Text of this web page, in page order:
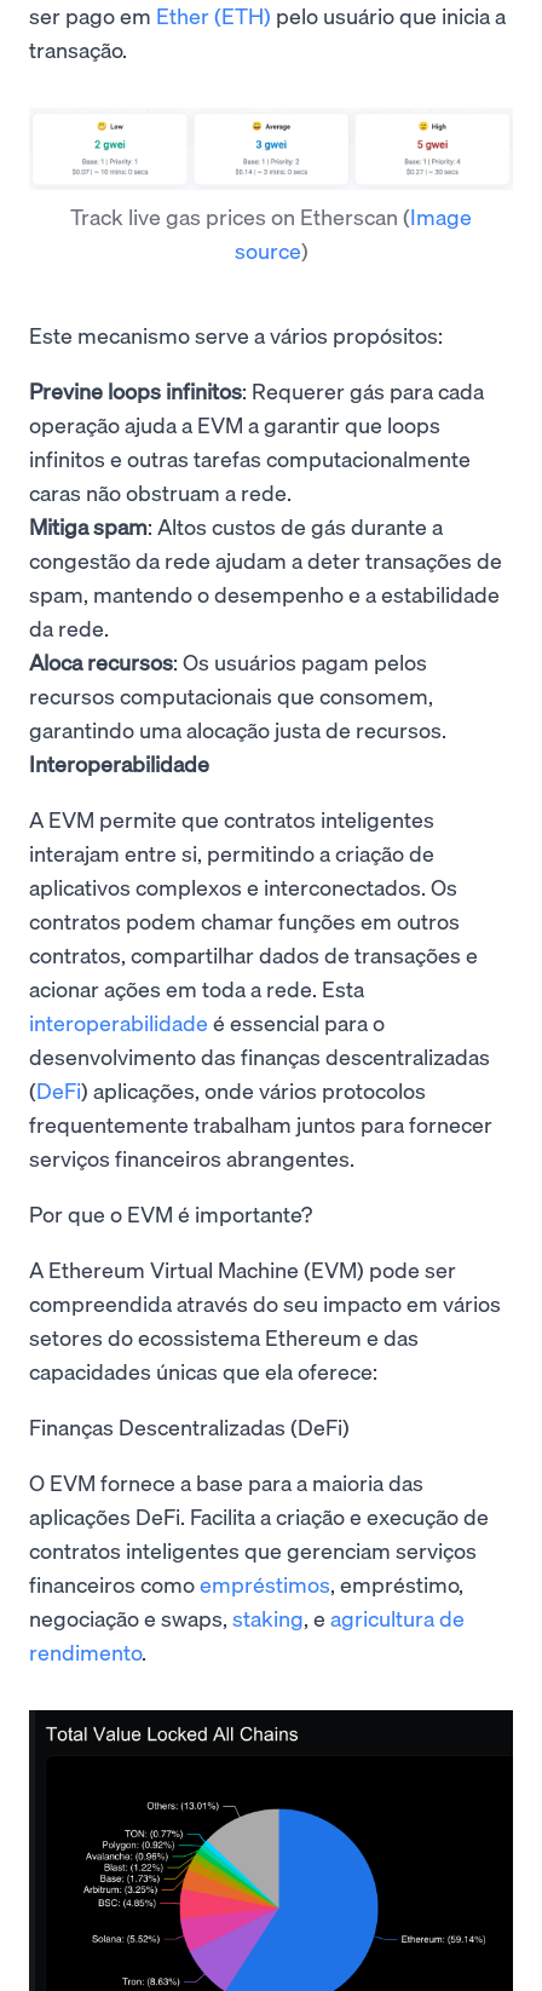
ser pago em Ether (ETH) pelo usuário que inicia a
transação.
Track live gas prices on Etherscan (Image
source)
Este mecanismo serve a vários propósitos:
Previne loops infinitos: Requerer gás para cada
operação ajuda a EVM a garantir que loops
infinitos e outras tarefas computacionalmente
caras não obstruam a rede.
Mitiga spam: Altos custos de gás durante a
congestão da rede ajudam a deter transações de
spam, mantendo o desempenho e a estabilidade
da rede.
Aloca recursos: Os usuários pagam pelos
recursos computacionais que consomem,
garantindo uma alocação justa de recursos.
Interoperabilidade
A EVM permite que contratos inteligentes
interajam entre si, permitindo a criação de
aplicativos complexos e interconectados. Os
contratos podem chamar funções em outros
contratos, compartilhar dados de transações e
acionar ações em toda a rede. Esta
interoperabilidade é essencial para o
desenvolvimento das finanças descentralizadas
(DeFi) aplicações, onde vários protocolos
frequentemente trabalham juntos para fornecer
serviços financeiros abrangentes.
Por que o EVM é importante?
A Ethereum Virtual Machine (EVM) pode ser
compreendida através do seu impacto em vários
setores do ecossistema Ethereum e das
capacidades únicas que ela oferece:
Finanças Descentralizadas (DeFi)
O EVM fornece a base para a maioria das
aplicações DeFi. Facilita a criação e execução de
contratos inteligentes que gerenciam serviços
financeiros comoempréstimos, empréstimo,
negociação e swaps, staking, e agricultura de
rendimento.